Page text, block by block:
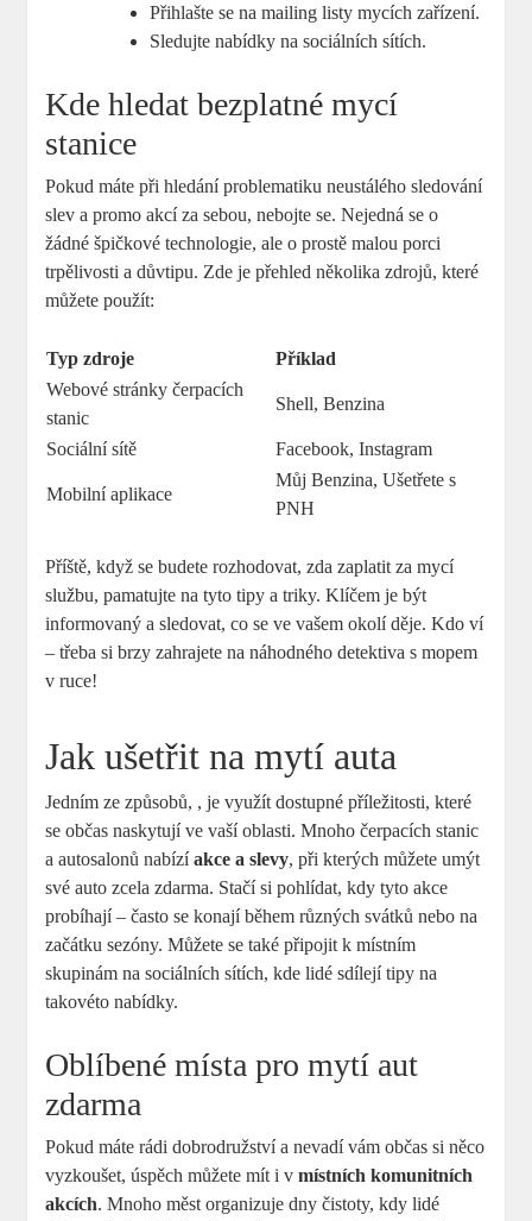
Přihlašte se ‌na mailing listy mycích zařízení.
Sledujte nabídky na sociálních sítích.
Kde hledat bezplatné mycí
stanice
Pokud máte ⁣při hledání problematiku neustálého sledování
slev a promo akcí⁢ za sebou, ⁣nebojte se. Nejedná se o
žádné špičkové technologie, ale o prostě malou porci
trpělivosti a důvtipu.‍ Zde je přehled několika ⁢zdrojů, ⁣které
můžete použít:
Typ zdroje
Příklad
Webové stránky čerpacích
stanic
Shell, Benzina
Sociální sítě Facebook, Instagram
Mobilní aplikace
Můj Benzina, Ušetřete‍ s
‌PNH
Příště, ​když se budete rozhodovat, zda ‌zaplatit za mycí
službu, pamatujte na tyto tipy a triky. Klíčem je být
informovaný a sledovat, ‍co ⁣se ve vašem okolí děje. Kdo ví
– třeba si brzy zahrajete na náhodného ​detektiva s ⁢mopem
v ruce!
Jak ušetřit na mytí auta
Jedním ze způsobů, , je využít dostupné příležitosti, které
se občas naskytují ve ⁤vaší oblasti. Mnoho⁢ čerpacích stanic
a autosalonů nabízíakce a slevy, při kterých můžete umýt
své auto zcela zdarma.⁢ Stačí si pohlídat, ⁢kdy tyto akce
probíhají ‍– často se konají během ‌různých svátků nebo na
začátku sezóny. Můžete se také připojit k místním
⁣skupinám na‌ sociálních sítích,‌ kde lidé sdílejí⁣ tipy na
takovéto nabídky.
Oblíbené místa pro mytí aut
zdarma
Pokud máte rádi dobrodružství a ‍nevadí vám občas si ​něco‍
vyzkoušet,⁢ úspěch můžete mít ⁢i v⁣místních komunitních
akcích. Mnoho měst organizuje dny čistoty, kdy lidé